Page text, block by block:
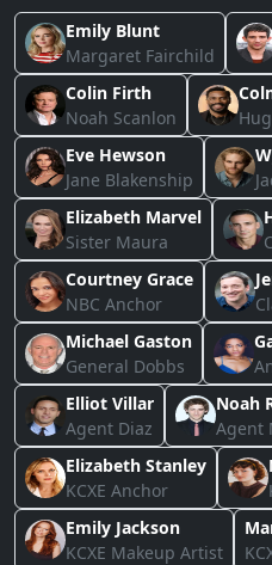
Emily Blunt
Margaret Fairchild
Colin Firth
Noah Scanlon
Eve Hewson
Jane Blakenship
Elizabeth Marvel
Sister Maura
Courtney Grace
NBC Anchor
Michael Gaston
General Dobbs
Elliot Villar
Agent Diaz
Noah
Agent
Elizabeth Stanley
KCXE Anchor
Emily Jackson
KCXE Makeup Artist